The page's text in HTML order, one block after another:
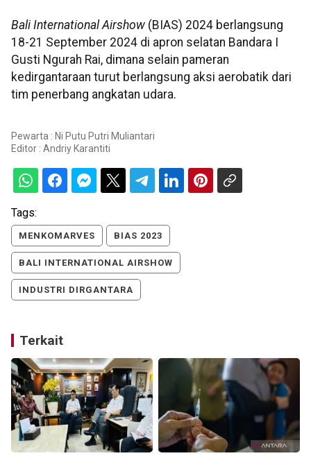
Bali International Airshow (BIAS) 2024 berlangsung
18-21 September 2024 di apron selatan Bandara I
Gusti Ngurah Rai, dimana selain pameran
kedirgantaraan turut berlangsung aksi aerobatik dari
tim penerbang angkatan udara.
Pewarta : Ni Putu Putri Muliantari
Editor : Andriy Karantiti
Tags:
MENKOMARVES BIAS 2023
BALI INTERNATIONAL AIRSHOW
INDUSTRI DIRGANTARA
Terkait